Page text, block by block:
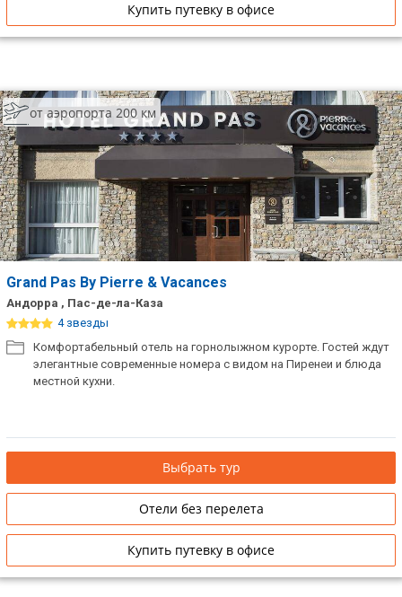
Купить путевку в офисе
от аэропорта 200 км
Grand Pas By Pierre & Vacances
Андорра , Пас-де-ла-Каза
4 звезды
Комфортабельный отель на горнолыжном курорте. Гостей ждут
элегантные современные номера с видом на Пиренеи и блюда
местной кухни.
Выбрать тур
Отели без перелета
Купить путевку в офисе